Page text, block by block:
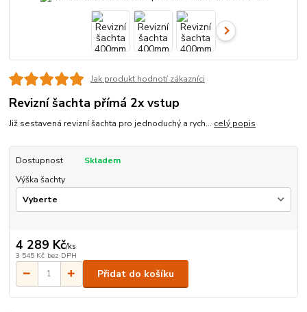
Jak produkt hodnotí zákazníci
Revizní šachta přímá 2x vstup
Již sestavená revizní šachta pro jednoduchý a rych... celý popis
Dostupnost
Skladem
Výška šachty
4 289 Kč/ks
3 545 Kč bez DPH
Přidat do košíku